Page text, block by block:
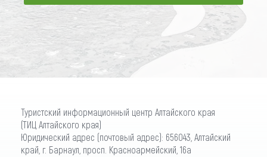
ПОДПИСАТЬСЯ
Туристский информационный центр Алтайского края
(ТИЦ Алтайского края)
Юридический адрес (почтовый адрес): 656043, Алтайский
край, г. Барнаул, просп. Красноармейский, 16а